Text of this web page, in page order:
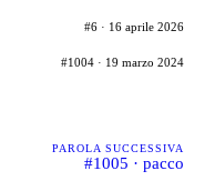
#6 · 16 aprile 2026
#1004 · 19 marzo 2024
PAROLA SUCCESSIVA
#1005 · pacco